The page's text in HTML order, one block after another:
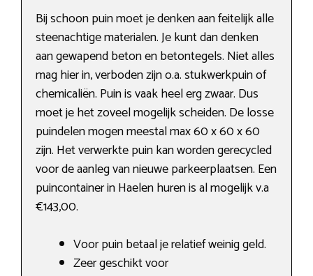
Bij schoon puin moet je denken aan feitelijk alle
steenachtige materialen. Je kunt dan denken
aan gewapend beton en betontegels. Niet alles
mag hier in, verboden zijn o.a. stukwerkpuin of
chemicaliën. Puin is vaak heel erg zwaar. Dus
moet je het zoveel mogelijk scheiden. De losse
puindelen mogen meestal max 60 x 60 x 60
zijn. Het verwerkte puin kan worden gerecycled
voor de aanleg van nieuwe parkeerplaatsen. Een
puincontainer in Haelen huren is al mogelijk v.a
€143,00.
Voor puin betaal je relatief weinig geld.
Zeer geschikt voor